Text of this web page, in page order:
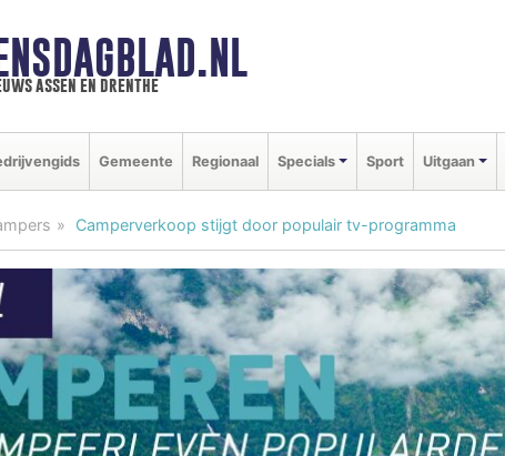
assen en drenthe
Gemeente Regionaal Specials Sport Uitgaan
Camperverkoop stijgt door populair tv-programma